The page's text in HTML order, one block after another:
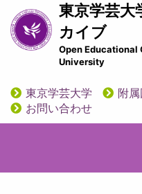
イ
ン
ン
ツ
東京学芸大
カイブ
Open Educational
University
utility
東京学芸大学
附
お問い合わせ